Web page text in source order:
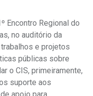
Encontro Regional do
no auditório da
trabalhos e projetos
públicas sobre
o CIS, primeiramente,
suporte aos